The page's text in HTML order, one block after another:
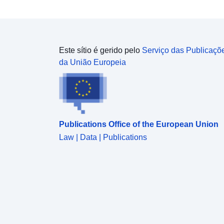
Este sítio é gerido pelo Serviço das
da União Europeia
Publications Office of the European Union
Law | Data | Publications